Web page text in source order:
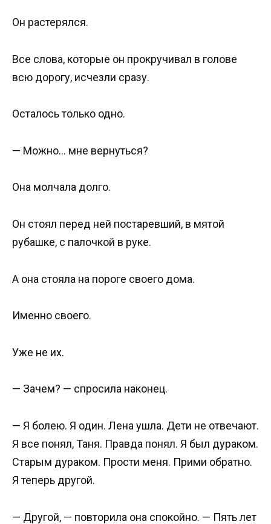
Он растерялся.
Все слова, которые он прокручивал в голове
всю дорогу, исчезли сразу.
Осталось только одно.
— Можно… мне вернуться?
Она молчала долго.
Он стоял перед ней постаревший, в мятой
рубашке, с палочкой в руке.
А она стояла на пороге своего дома.
Именно своего.
Уже не их.
— Зачем? — спросила наконец.
— Я болею. Я один. Лена ушла. Дети не отвечают.
Я все понял, Таня. Правда понял. Я был дураком.
Старым дураком. Прости меня. Прими обратно.
Я теперь другой.
— Другой, — повторила она спокойно. — Пять лет